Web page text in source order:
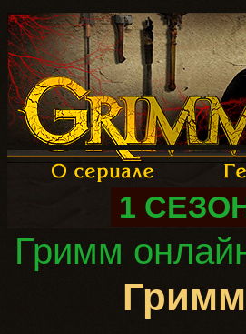
1
Гримм